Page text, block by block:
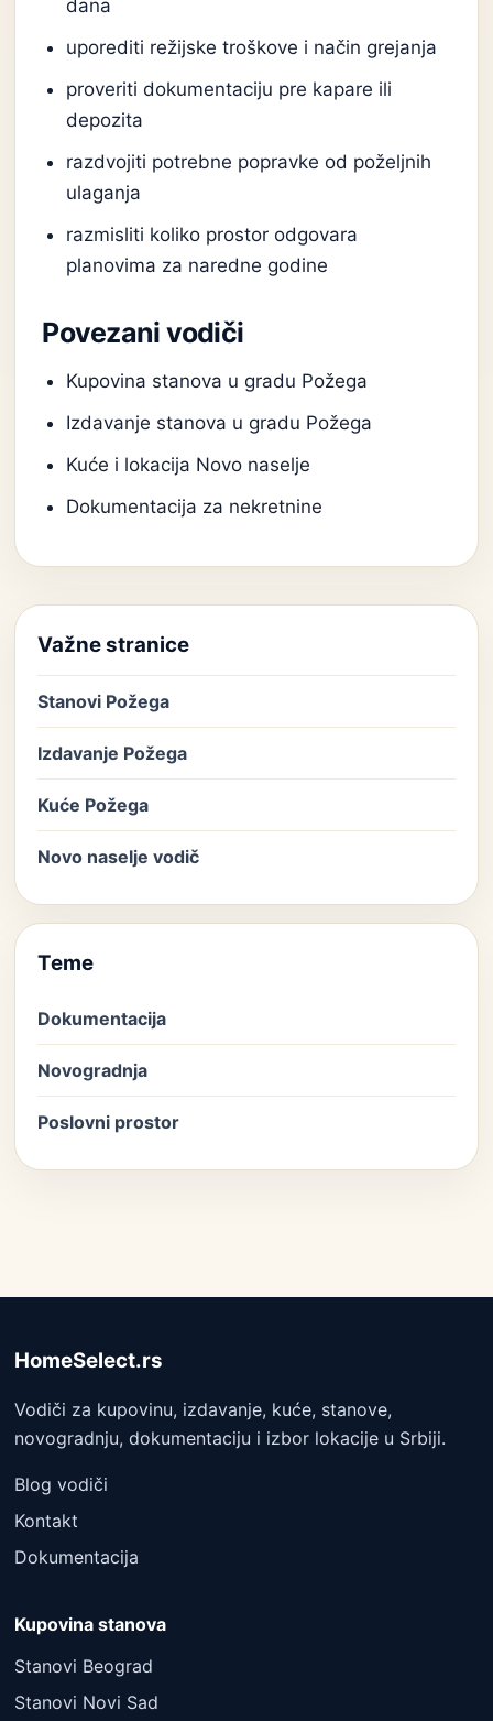
dana
uporediti režijske troškove i način grejanja
proveriti dokumentaciju pre kapare ili
depozita
razdvojiti potrebne popravke od poželjnih
ulaganja
razmisliti koliko prostor odgovara
planovima za naredne godine
Povezani vodiči
Kupovina stanova u gradu Požega
Izdavanje stanova u gradu Požega
Kuće i lokacija Novo naselje
Dokumentacija za nekretnine
Važne stranice
Stanovi Požega
Izdavanje Požega
Kuće Požega
Novo naselje vodič
Teme
Dokumentacija
Novogradnja
Poslovni prostor
HomeSelect.rs
Vodiči za kupovinu, izdavanje, kuće, stanove,
novogradnju, dokumentaciju i izbor lokacije u Srbiji.
Blog vodiči
Kontakt
Dokumentacija
Kupovina stanova
Stanovi Beograd
Stanovi Novi Sad